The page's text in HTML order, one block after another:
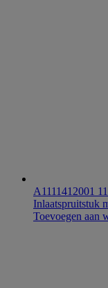
A1111412001
Inlaatspruitstuk
Toevoegen aan